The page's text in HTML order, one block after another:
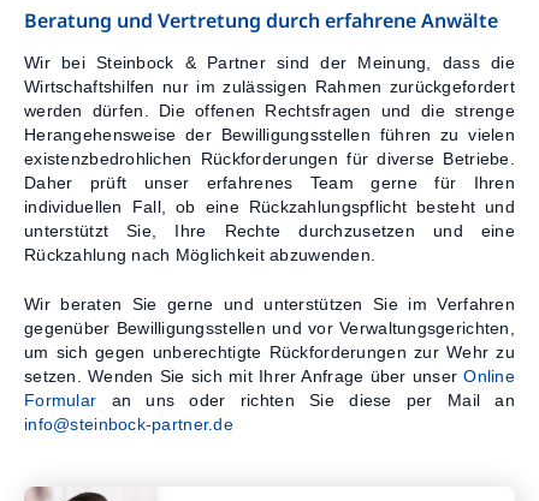
Beratung und Vertretung durch erfahrene Anwälte
Wir bei Steinbock & Partner sind der Meinung, dass die
Wirtschaftshilfen nur im zulässigen Rahmen zurückgefordert
werden dürfen. Die offenen Rechtsfragen und die strenge
Herangehensweise der Bewilligungsstellen führen zu vielen
existenzbedrohlichen Rückforderungen für diverse Betriebe.
Daher prüft unser erfahrenes Team gerne für Ihren
individuellen Fall, ob eine Rückzahlungspflicht besteht und
unterstützt Sie, Ihre Rechte durchzusetzen und eine
Rückzahlung nach Möglichkeit abzuwenden.
Wir beraten Sie gerne und unterstützen Sie im Verfahren
gegenüber Bewilligungsstellen und vor Verwaltungsgerichten,
um sich gegen unberechtigte Rückforderungen zur Wehr zu
setzen. Wenden Sie sich mit Ihrer Anfrage über unserOnline
Formular an uns oder richten Sie diese per Mail an
info@steinbock-partner.de